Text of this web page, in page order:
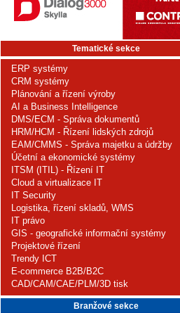
Tematické sekce
ERP systémy
CRM systémy
Plánování a řízení výroby
AI a Business Intelligence
DMS/ECM - Správa dokumentů
HRM/HCM - Řízení lidských zdrojů
EAM/CMMS - Správa majetku a údržby
Účetní a ekonomické systémy
ITSM (ITIL) - Řízení IT
Cloud a virtualizace IT
IT Security
Logistika, řízení skladů, WMS
IT právo
GIS - geografické informační systémy
Projektové řízení
Trendy ICT
E-commerce B2B/B2C
CAD/CAM/CAE/PLM/3D tisk
Branžové sekce